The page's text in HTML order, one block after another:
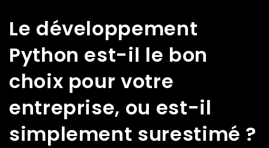
Le développement
Python est-il le bon
choix pour votre
entreprise, ou est-il
simplement surestimé ?